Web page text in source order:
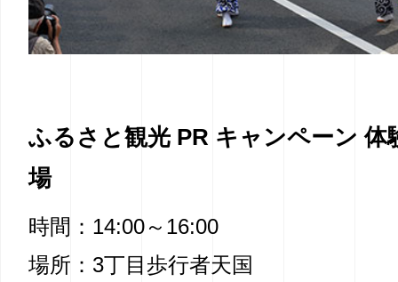
ふるさと観光 PR キャンペーン 体
場
時間：14:00～16:00
場所：3丁目歩行者天国